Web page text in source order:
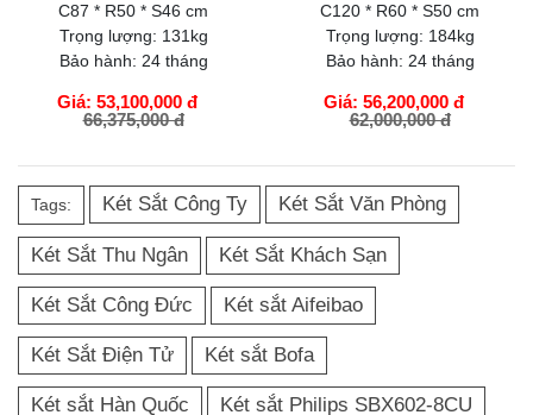
C87 * R50 * S46 cm
Trọng lượng: 131kg
Bảo hành: 24 tháng
Giá: 53,100,000 đ
66,375,000 đ
GIỎ HÀNG
C120 * R60 * S50 cm
Trọng lượng: 184kg
Bảo hành: 24 tháng
Giá: 56,200,000 đ
62,000,000 đ
GIỎ HÀNG
Tags: Két Sắt Công Ty Két Sắt Văn Phòng
Két Sắt Thu Ngân Két Sắt Khách Sạn
Két Sắt Công Đức Két sắt Aifeibao
Két Sắt Điện Tử Két sắt Bofa
Két sắt Hàn Quốc Két sắt Philips SBX602-8CU